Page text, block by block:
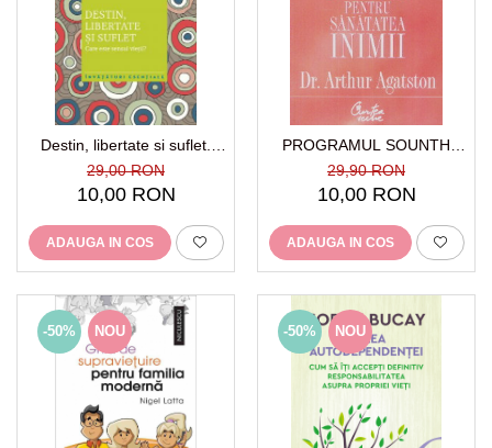
Destin, libertate si suflet.
Care este sensul vietii?
29,00 RON
10,00 RON
ADAUGA IN COS
PROGRAMUL SOUNTH
BEACH PENTRU
SANATATEA INIMII
29,90 RON
10,00 RON
ADAUGA IN COS
-50% NOU -50% NOU